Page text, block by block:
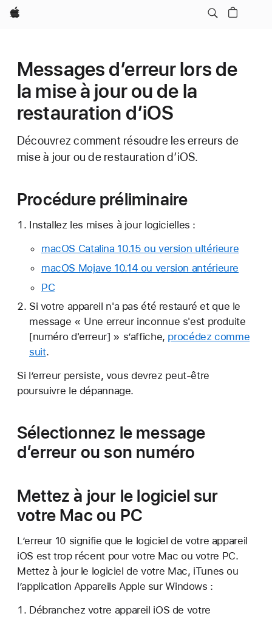
Apple
Messages d’erreur lors de
la mise à jour ou de la
restauration d’iOS
Découvrez comment résoudre les erreurs de
mise à jour ou de restauration d’iOS.
Procédure préliminaire
Installez les mises à jour logicielles :
macOS Catalina 10.15 ou version ultérieure
macOS Mojave 10.14 ou version antérieure
PC
Si votre appareil n'a pas été restauré et que le
message « Une erreur inconnue s'est produite
[numéro d'erreur] » s’affiche, procédez comme
suit.
Si l’erreur persiste, vous devrez peut-être
poursuivre le dépannage.
Sélectionnez le message
d’erreur ou son numéro
Mettez à jour le logiciel sur
votre Mac ou PC
L’erreur 10 signifie que le logiciel de votre appareil
iOS est trop récent pour votre Mac ou votre PC.
Mettez à jour le logiciel de votre Mac, iTunes ou
l’application Appareils Apple sur Windows :
Débranchez votre appareil iOS de votre